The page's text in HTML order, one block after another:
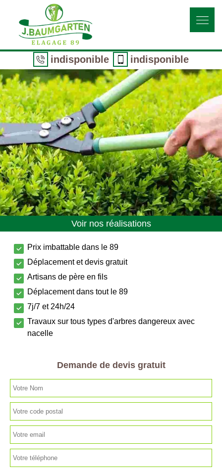
indisponible indisponible
Voir nos réalisations
Prix imbattable dans le 89
Déplacement et devis gratuit
Artisans de père en fils
Déplacement dans tout le 89
7j/7 et 24h/24
Travaux sur tous types d'arbres dangereux avec
nacelle
Demande de devis gratuit